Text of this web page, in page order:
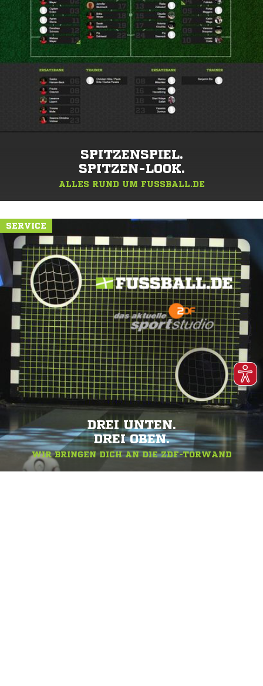
SPITZENSPIEL.
SPITZEN-LOOK.
ALLES RUND UM FUSSBALL.DE
SERVICE
DREI UNTEN.
DREI OBEN.
WIR BRINGEN DICH AN DIE ZDF-TORWAND